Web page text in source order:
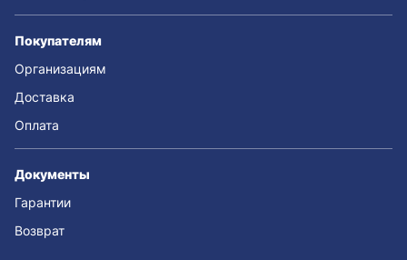
Покупателям
Организациям
Доставка
Оплата
Документы
Гарантии
Возврат